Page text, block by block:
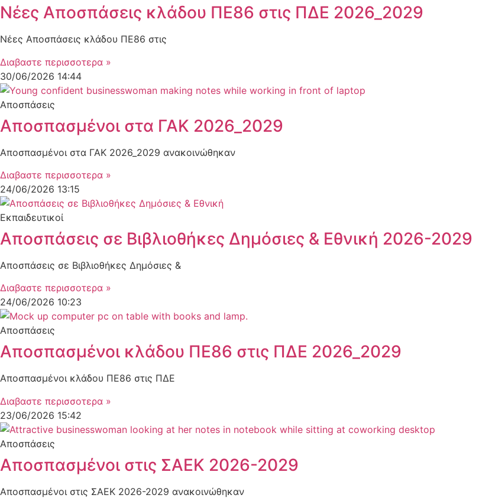
Νέες Αποσπάσεις κλάδου ΠΕ86 στις ΠΔΕ 2026_2029
Νέες Αποσπάσεις κλάδου ΠΕ86 στις
Διαβαστε περισσοτερα »
30/06/2026 14:44
Αποσπάσεις
Αποσπασμένοι στα ΓΑΚ 2026_2029
Αποσπασμένοι στα ΓΑΚ 2026_2029 ανακοινώθηκαν
Διαβαστε περισσοτερα »
24/06/2026 13:15
Εκπαιδευτικοί
Αποσπάσεις σε Βιβλιοθήκες Δημόσιες & Εθνική 2026-2029
Αποσπάσεις σε Βιβλιοθήκες Δημόσιες &
Διαβαστε περισσοτερα »
24/06/2026 10:23
Αποσπάσεις
Αποσπασμένοι κλάδου ΠΕ86 στις ΠΔΕ 2026_2029
Αποσπασμένοι κλάδου ΠΕ86 στις ΠΔΕ
Διαβαστε περισσοτερα »
23/06/2026 15:42
Αποσπάσεις
Αποσπασμένοι στις ΣΑΕΚ 2026-2029
Αποσπασμένοι στις ΣΑΕΚ 2026-2029 ανακοινώθηκαν